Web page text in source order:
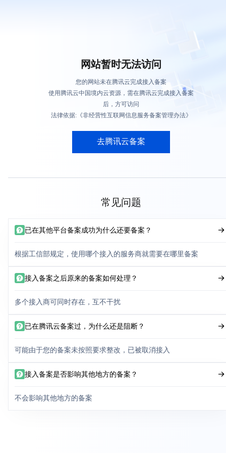
网站暂时无法访问
您的网站未在腾讯云完成接入备案
使用腾讯云中国境内云资源，需在腾讯云完成接入备案
后，方可访问
法律依据:《非经营性互联网信息服务备案管理办法》
去腾讯云备案
常见问题
已在其他平台备案成功为什么还要备案？
根据工信部规定，使用哪个接入的服务商就需要在哪里备案
接入备案之后原来的备案如何处理？
多个接入商可同时存在，互不干扰
已在腾讯云备案过，为什么还是阻断？
可能由于您的备案未按照要求整改，已被取消接入
接入备案是否影响其他地方的备案？
不会影响其他地方的备案